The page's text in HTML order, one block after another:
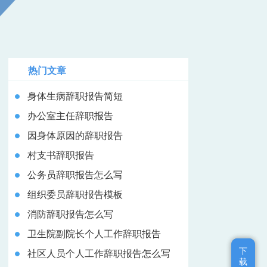
热门文章
身体生病辞职报告简短
办公室主任辞职报告
因身体原因的辞职报告
村支书辞职报告
公务员辞职报告怎么写
组织委员辞职报告模板
消防辞职报告怎么写
卫生院副院长个人工作辞职报告
社区人员个人工作辞职报告怎么写
下
载
下
载